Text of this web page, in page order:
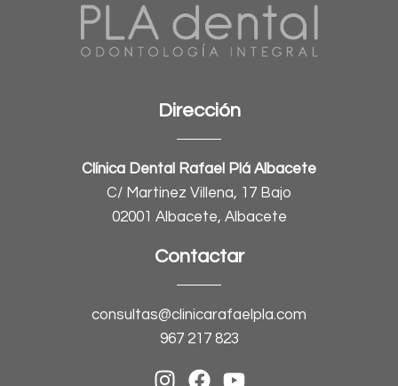
Dirección
Clínica Dental Rafael Plá Albacete
C/ Martinez Villena, 17 Bajo
02001 Albacete, Albacete
Contactar
consultas@clinicarafaelpla.com
967 217 823